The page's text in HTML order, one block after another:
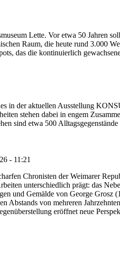
Lette. Vor etwa 50 Jahren
Raum, die heute rund 3.000
das die kontinuierlich
in der aktuellen Ausstellung
stehen dabei in engem
sind etwa 500
- 11:21
Chronisten der Weimarer
unterschiedlich prägt: das
und Gemälde von George
Abstands von mehreren
eröffnet neue